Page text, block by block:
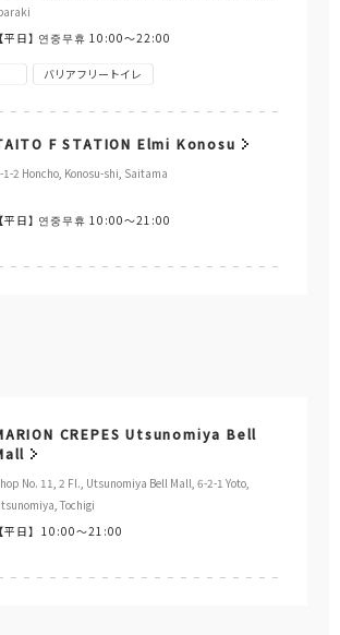
【平日】 연중무휴 10:00～22:00
バリアフリートイレ
F STATION Elmi Konosu
1-2 Honcho, Konosu-shi, Saitama
【平日】 연중무휴 10:00～21:00
CREPES Utsunomiya Bell
No. 11, 2 Fl., Utsunomiya Bell Mall, 6-2-1 Yoto,
Tochigi
【平日】 10:00～21:00